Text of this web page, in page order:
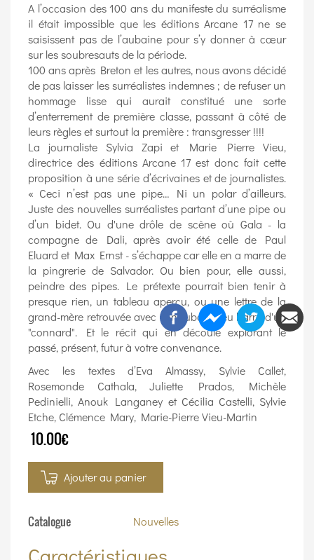
A l’occasion des 100 ans du manifeste du surréalisme
il était impossible que les éditions Arcane 17 ne se
saisissent pas de l’aubaine pour s’y donner à cœur
sur les soubresauts de la période.
100 ans après Breton et les autres, nous avons décidé
de pas laisser les surréalistes indemnes ; de refuser un
hommage lisse qui aurait constitué une sorte
d’enterrement de première classe, passant à côté de
leurs règles et surtout la première : transgresser !!!!
La journaliste Sylvia Zapi et Marie Pierre Vieu,
directrice des éditions Arcane 17 est donc fait cette
proposition à une série d’écrivaines et de journalistes.
« Ceci n’est pas une pipe… Ni un polar d’ailleurs.
Juste des nouvelles surréalistes partant d’une pipe ou
d’un bidet. Ou d'une drôle de scène où Gala - la
compagne de Dali, après avoir été celle de Paul
Eluard et Max Ernst - s’échappe car elle en a marre de
la pingrerie de Salvador. Ou bien pour, elle aussi,
peindre des pipes. Le prétexte pourrait bien tenir à
presque rien, un tableau aperçu, ou une lettre de la
grand-mère retrouvée avec son ruban bleu barré d'un
"connard". Et le récit qui en découle explorant le
passé, présent, futur à votre convenance.
Avec les textes d’Eva Almassy, Sylvie Callet,
Rosemonde Cathala, Juliette Prados, Michèle
Pedinielli, Anouk Langaney et Cécilia Castelli, Sylvie
Etche, Clémence Mary, Marie-Pierre Vieu-Martin
10.00€
Ajouter au panier
Catalogue Nouvelles